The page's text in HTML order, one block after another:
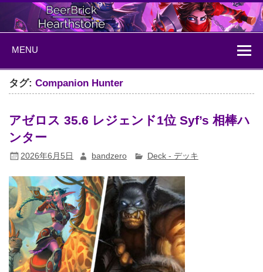
Skip
content
BeerBrick
Hearthstone
MENU
タグ:Companion Hunter
アゼロス 35.6 レジェンド1位 Syf’s 相棒ハ
ンター
2026年6月5日 bandzero Deck - デッキ